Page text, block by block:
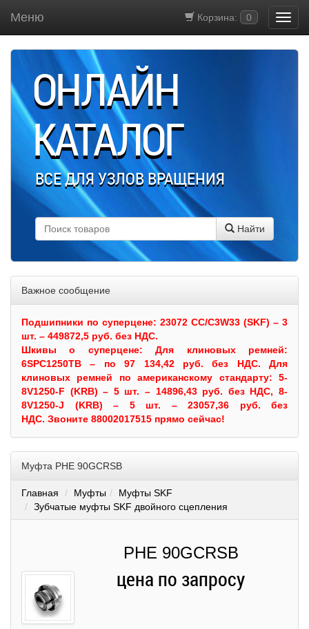
Корзина: 0
Меню
ОНЛАЙН
КАТАЛОГ
ВСЕ ДЛЯ УЗЛОВ ВРАЩЕНИЯ
Найти
Важное сообщение
Подшипники по суперцене: 23072 CC/C3W33 (SKF) – 3
шт. – 449872,5 руб. без НДС.
Шкивыо суперцене:Для клиновых ремней:
6SPC1250TB – по 97 134,42 руб. без НДС. Для
клиновых ремней по американскому стандарту: 5-
8V1250-F (KRB) – 5 шт. – 14896,43 руб. без НДС, 8-
8V1250-J (KRB) – 5 шт. – 23057,36 руб. без
НДС. Звоните 88002017515 прямо сейчас!
Муфта PHE 90GCRSB
Главная Муфты
Муфты SKF
Зубчатые муфты SKF двойного сцепления
PHE 90GCRSB
цена по запросу